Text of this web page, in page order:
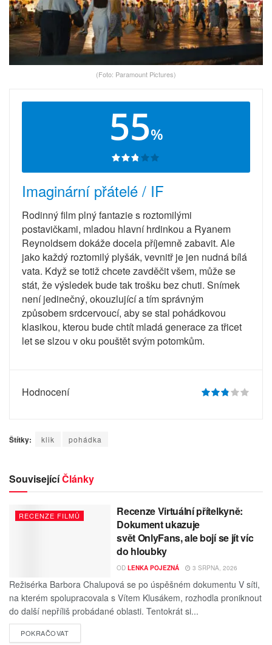
(Foto: Paramount Pictures)
55%
Imaginární přátelé / IF
Rodinný film plný fantazie s roztomilými
postavičkami, mladou hlavní hrdinkou a Ryanem
Reynoldsem dokáže docela příjemně zabavit. Ale
jako každý roztomilý plyšák, vevnitř je jen nudná bílá
vata. Když se totiž chcete zavděčit všem, může se
stát, že výsledek bude tak trošku bez chuti. Snímek
není jedinečný, okouzlující a tím správným
způsobem srdcervoucí, aby se stal pohádkovou
klasikou, kterou bude chtít mladá generace za třicet
let se slzou v oku pouštět svým potomkům.
Hodnocení
Štítky: klik pohádka
SouvisejícíČlánky
RECENZE FILMŮ
Recenze Virtuální přítelkyně:
Dokument ukazuje
svět OnlyFans, ale bojí se jít víc
do hloubky
OD LENKA POJEZNÁ 3 SRPNA, 2026
Režisérka Barbora Chalupová se po úspěšném dokumentu V síti,
na kterém spolupracovala s Vítem Klusákem, rozhodla proniknout
do další nepříliš probádané oblasti. Tentokrát si...
POKRAČOVAT